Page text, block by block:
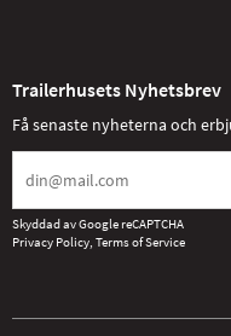
Trailerhusets Nyhetsbrev
Få senaste nyheterna och
Skyddad av Google reCAPTCHA
Privacy Policy Terms of Service